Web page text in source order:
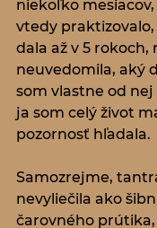
niekoľko
vtedy
dala až v 5 rokoch,
neuvedomila, aký
som vlastne od
ja som celý život
pozornosť hľadala.
Samozrejme,
nevyliečila ako
čarovného prútika,